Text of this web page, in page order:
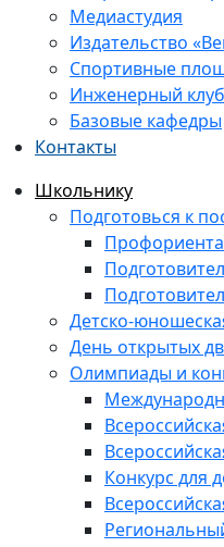
Медиастудия
Издательство
Спортивные
Инженерный клуб
Базовые кафедры
Контакты
Школьнику
Подготовься к
Детско-
День открытых
Олимпиады и
Конкурс для